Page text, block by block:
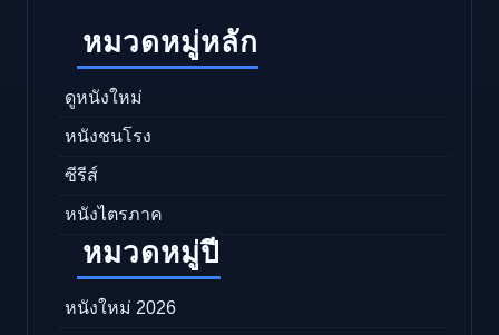
หมวดหมู่หลัก
ดูหนังใหม่
หนังชนโรง
ซีรีส์
หนังไตรภาค
หมวดหมู่ปี
หนังใหม่ 2026